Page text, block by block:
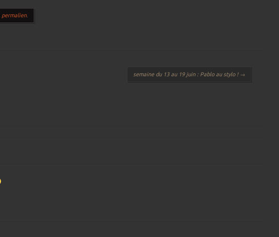
permalien.
semaine du 13 au 19 juin : Pablo au stylo ! →